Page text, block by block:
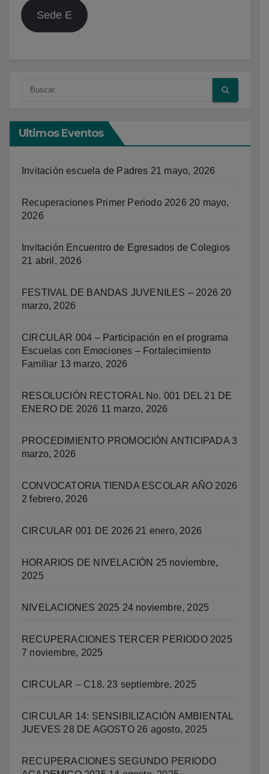
Sede E
Ultimos Eventos
Invitación escuela de Padres 21 mayo, 2026
Recuperaciones Primer Periodo 2026 20 mayo,
2026
Invitación Encuentro de Egresados de Colegios
21 abril, 2026
FESTIVAL DE BANDAS JUVENILES – 2026 20
marzo, 2026
CIRCULAR 004 – Participación en el programa
Escuelas con Emociones – Fortalecimiento
Familiar 13 marzo, 2026
RESOLUCIÓN RECTORAL No. 001 DEL 21 DE
ENERO DE 2026 11 marzo, 2026
PROCEDIMIENTO PROMOCIÓN ANTICIPADA 3
marzo, 2026
CONVOCATORIA TIENDA ESCOLAR AÑO 2026
2 febrero, 2026
CIRCULAR 001 DE 2026 21 enero, 2026
HORARIOS DE NIVELACIÓN 25 noviembre,
2025
NIVELACIONES 2025 24 noviembre, 2025
RECUPERACIONES TERCER PERIODO 2025
7 noviembre, 2025
CIRCULAR – C18. 23 septiembre, 2025
CIRCULAR 14: SENSIBILIZACIÓN AMBIENTAL
JUEVES 28 DE AGOSTO 26 agosto, 2025
RECUPERACIONES SEGUNDO PERIODO